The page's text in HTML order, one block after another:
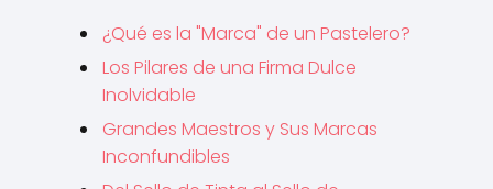
¿Qué es la "Marca" de un Pastelero?
Los Pilares de una Firma Dulce
Inolvidable
Grandes Maestros y Sus Marcas
Inconfundibles